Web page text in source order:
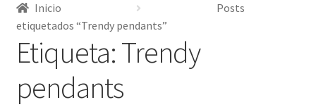
Blog
Filosofía de marca
Contacto
Inicio
Posts
etiquetados “Trendy pendants”
Etiqueta:Trendy
pendants